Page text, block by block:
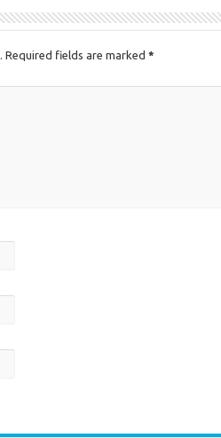
Required fields are marked *